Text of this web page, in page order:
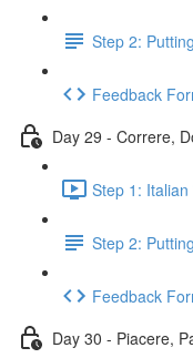
Step 2:
Feedback
Day 29 - Correre,
Step 1:
Step 2:
Feedback
Day 30 - Piacere,